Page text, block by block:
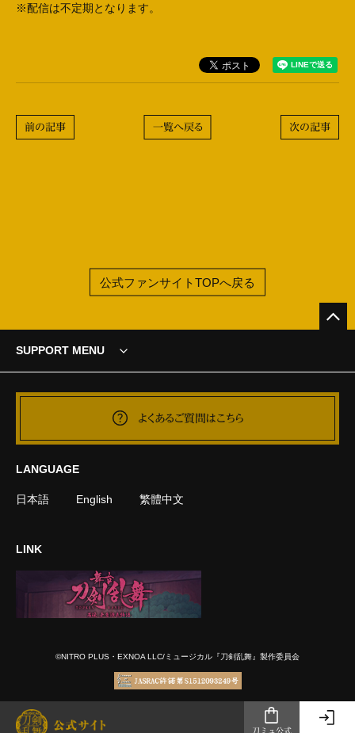
刀ミュ公式
※配信は不定期となります。
次の記事
一覧へ戻る
前の記事
公式ファンサイトTOPへ戻る
SUPPORT MENU
よくあるご質問はこちら
LANGUAGE
日本語 English 繁體中文
LINK
©NITRO PLUS・EXNOA LLC/ミュージカル『刀剣乱舞』製作委員会